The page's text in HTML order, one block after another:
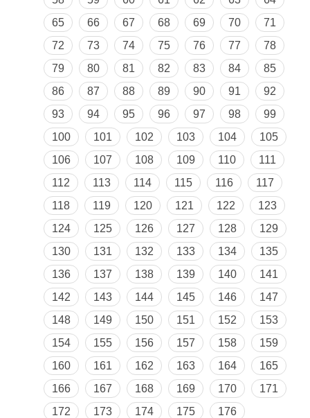
65
66 67 68 69 70
71
72
73 74 75 76 77
78
79
80 81 82 83 84
85
86
87 88 89 90 91
92
93
94 95 96 97 98
99
100
101 102 103 104
105
106
107 108 109 110
111
112
113 114 115 116
117
118
119 120 121 122
123
124
125 126 127 128
129
130
131 132 133 134
135
136
137 138 139 140
141
142
143 144 145 146
147
148
149 150 151 152
153
154
155 156 157 158
159
160
161 162 163 164
165
166
167 168 169 170
171
172
173 174 175 176